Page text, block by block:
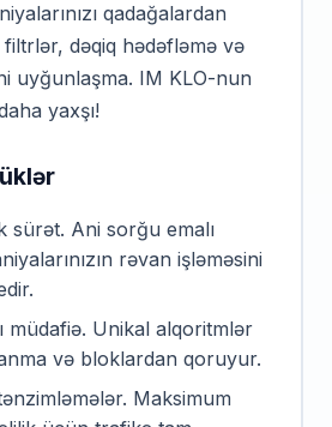
qadağalardan
filtrlər, dəqiq hədəfləmə və
uyğunlaşma. IM KLO-nun
yaxşı!
sürət. Ani sorğu emalı
rəvan işləməsini
müdafiə. Unikal alqoritmlər
və bloklardan qoruyur.
Maksimum